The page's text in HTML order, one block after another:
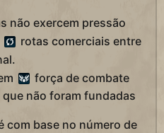
não exercem pressão
rotas comerciais entre
força de combate
não foram fundadas
com base no número de